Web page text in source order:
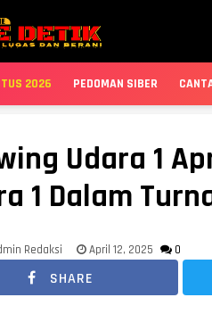
2026 PEDOMAN SIBER
Udara 1
1 Dalam
Redaksi April 12, 2025 0
SHARE